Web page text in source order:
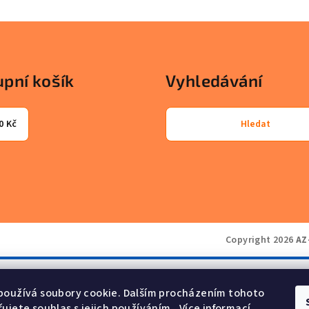
soubory cookie. Dalším procházením tohoto
košík
Kč
Vyhledávání
Hledat
Copyright 2026